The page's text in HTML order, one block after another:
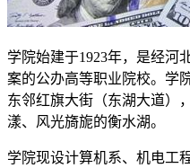
学院始建于1923年，是经河
案的公办高等职业院校。学
东邻红旗大街（东湖大道）
漾、风光旖旎的衡水湖。
学院现设计算机系、机电工